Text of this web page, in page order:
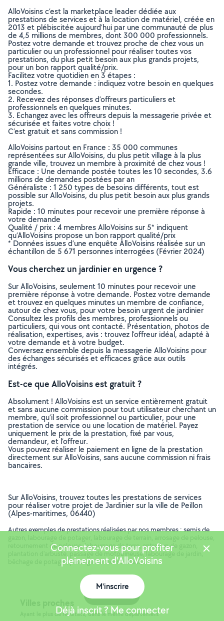
AlloVoisins c’est la marketplace leader dédiée aux
prestations de services et à la location de matériel, créée en
2013 et plébiscitée aujourd’hui par une communauté de plus
de 4,5 millions de membres, dont 300 000 professionnels.
Postez votre demande et trouvez proche de chez vous un
particulier ou un professionnel pour réaliser toutes vos
prestations, du plus petit besoin aux plus grands projets,
pour un bon rapport qualité/prix.
Facilitez votre quotidien en 3 étapes :
1. Postez votre demande : indiquez votre besoin en quelques
secondes.
2. Recevez des réponses d’offreurs particuliers et
professionnels en quelques minutes.
3. Echangez avec les offreurs depuis la messagerie privée et
sécurisée et faites votre choix !
C’est gratuit et sans commission !
AlloVoisins partout en France : 35 000 communes
représentées sur AlloVoisins, du plus petit village à la plus
grande ville, trouvez un membre à proximité de chez vous !
Efficace : Une demande postée toutes les 10 secondes, 3.6
millions de demandes postées par an
Généraliste : 1 250 types de besoins différents, tout est
possible sur AlloVoisins, du plus petit besoin aux plus grands
projets.
Rapide : 10 minutes pour recevoir une première réponse à
votre demande
Qualité / prix : 4 membres AlloVoisins sur 5* indiquent
qu’AlloVoisins propose un bon rapport qualité/prix
* Données issues d’une enquête AlloVoisins réalisée sur un
échantillon de 5 671 personnes interrogées (Février 2024)
Vous cherchez un jardinier en urgence ?
Sur AlloVoisins, seulement 10 minutes pour recevoir une
première réponse à votre demande. Postez votre demande
et trouvez en quelques minutes un membre de confiance,
autour de chez vous, pour votre besoin urgent de jardinier
Consultez les profils des membres, professionnels ou
particuliers, qui vous ont contacté. Présentation, photos de
réalisation, expertises, avis : trouvez l'offreur idéal, adapté à
votre demande et à votre budget.
Conversez ensemble depuis la messagerie AlloVoisins pour
des échanges sécurisés et efficaces grâce aux outils
intégrés.
Est-ce que AlloVoisins est gratuit ?
Absolument ! AlloVoisins est un service entièrement gratuit
et sans aucune commission pour tout utilisateur cherchant un
membre, qu’il soit professionnel ou particulier, pour une
prestation de service ou une location de matériel. Payez
uniquement le prix de la prestation, fixé par vous,
demandeur, et l’offreur.
Vous pouvez réaliser le paiement en ligne de la prestation
directement sur AlloVoisins, sans aucune commission ni frais
bancaires.
Sur AlloVoisins, trouvez toutes les prestations de services
pour réaliser votre projet de Jardinier sur la ville de Peillon
(Alpes-maritimes, 06440)
Autres exemples de prestations réalisées par nos membres : semis de
retournement de pelouse, labourrage de terre, entretien de gazon,
plantation d'arbuste, passage de motobineuse, labourage de jardin,
bêchage de potager, passage de motoculteur, ..
Villes proches
Ayant le plus de résultats, dans le même département
Connectez-vous pour profiter
pleinement d'AlloVoisins
M'inscrire
Déjà inscrit ? Me connecter